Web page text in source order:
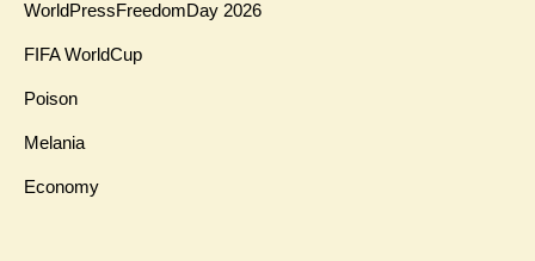
WorldPressFreedomDay 2026
FIFA WorldCup
Poison
Melania
Economy